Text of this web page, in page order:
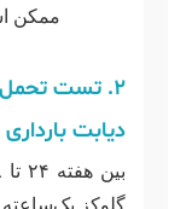
ممکن
دیابت بارداری